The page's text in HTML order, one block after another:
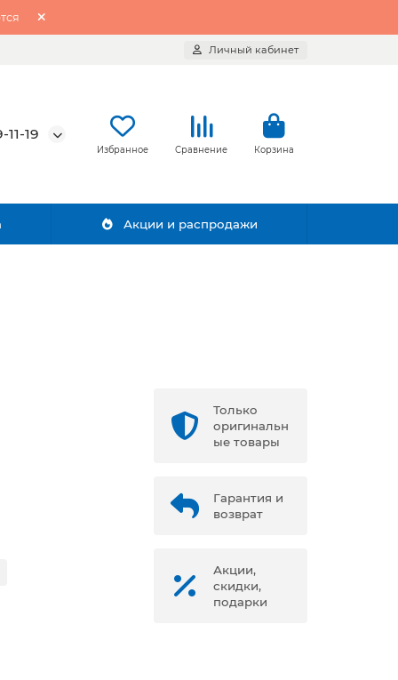
Личный кабинет
11-19
Избранное Сравнение Корзина
Акции и распродажи
Только
оригинальн
ые товары
Гарантия и
возврат
Акции,
скидки,
подарки